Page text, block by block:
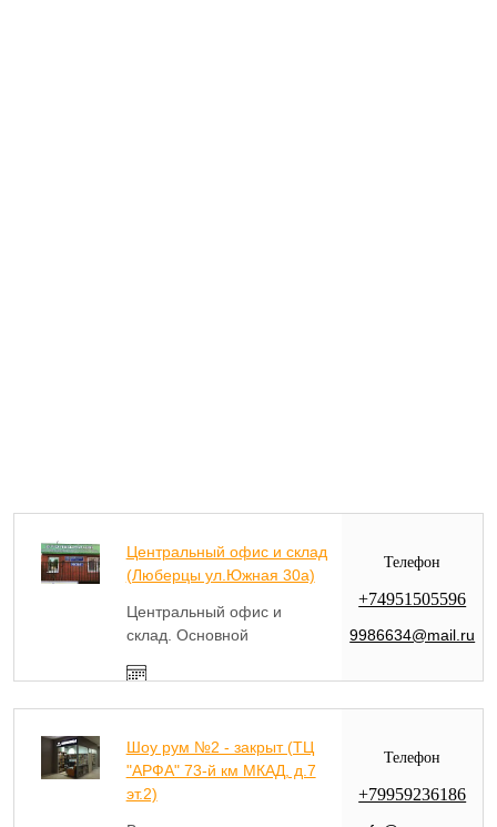
Центральный офис и склад
(Люберцы ул.Южная 30а)
Центральный офис и
склад. Основной
другой корпусной мебели и
фурнитуры. Полный
обработке столешниц и
ламината.
Телефон
+74951505596
9986634@mail.ru
Шоу рум №2 - закрыт (ТЦ
"АРФА" 73-й км МКАД, д.7
эт.2)
Телефон
+79959236186